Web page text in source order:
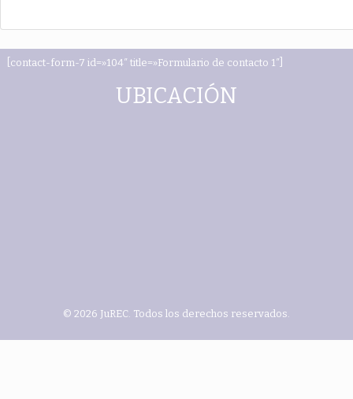
[contact-form-7 id=»104″ title=»Formulario de contacto 1″]
UBICACIÓN
© 2026 JuREC. Todos los derechos reservados.